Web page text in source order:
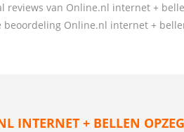
reviews van Online.nl internet +
beoordeling Online.nl internet +
INTERNET + BELLEN